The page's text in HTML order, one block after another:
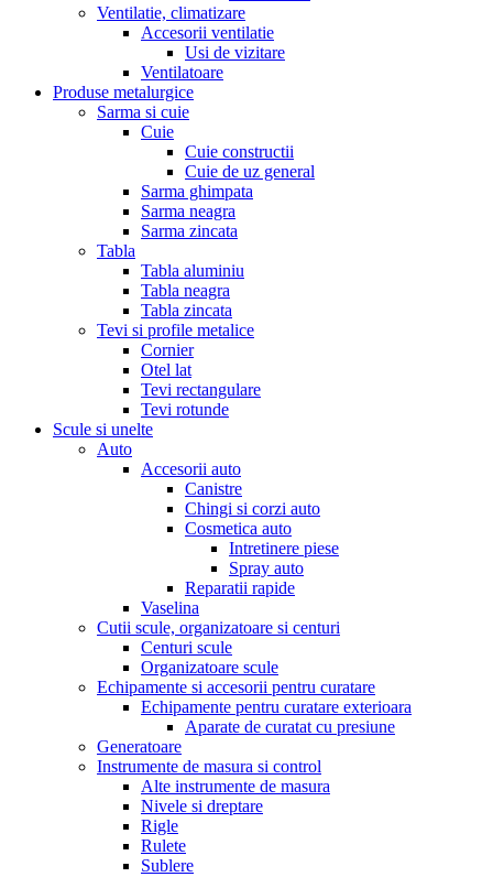
Ventilatie, climatizare
Accesorii ventilatie
Usi de vizitare
Ventilatoare
Produse metalurgice
Sarma si cuie
Cuie
Cuie constructii
Cuie de uz general
Sarma ghimpata
Sarma neagra
Sarma zincata
Tabla
Tabla aluminiu
Tabla neagra
Tabla zincata
Tevi si profile metalice
Cornier
Otel lat
Tevi rectangulare
Tevi rotunde
Scule si unelte
Auto
Accesorii auto
Canistre
Chingi si corzi auto
Cosmetica auto
Intretinere piese
Spray auto
Reparatii rapide
Vaselina
Cutii scule, organizatoare si centuri
Centuri scule
Organizatoare scule
Echipamente si accesorii pentru curatare
Echipamente pentru curatare exterioara
Aparate de curatat cu presiune
Generatoare
Instrumente de masura si control
Alte instrumente de masura
Nivele si dreptare
Rigle
Rulete
Sublere